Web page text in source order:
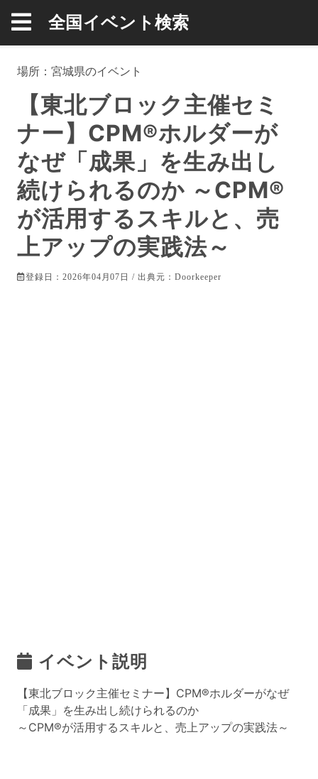
全国イベント検索
場所： 宮城県のイベント
【東北ブロック主催セミ
ナー】CPM®ホルダーが
なぜ「成果」を生み出し
続けられるのか ～CPM®
が活用するスキルと、売
上アップの実践法～
登録日：2026年04月07日 / 出典元：Doorkeeper
イベント説明
【東北ブロック主催セミナー】CPM®ホルダーがなぜ
「成果」を生み出し続けられるのか
～CPM®が活用するスキルと、売上アップの実践法～